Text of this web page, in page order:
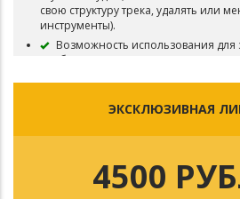
свою структуру трека, удалять или
инструменты).
Возможность использования для
Альбом).
Возможность загружать Песню
Музыка, Spotify, Deezer, и т.д.
бесплатных выступлений.
Бит остается в продаже.
ЭКСКЛЮЗИВНАЯ
4500